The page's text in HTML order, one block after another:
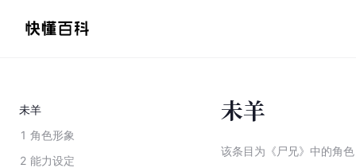
未羊
1 角色形象
2 能力设定
未羊
该条目为 《尸兄》中的角色